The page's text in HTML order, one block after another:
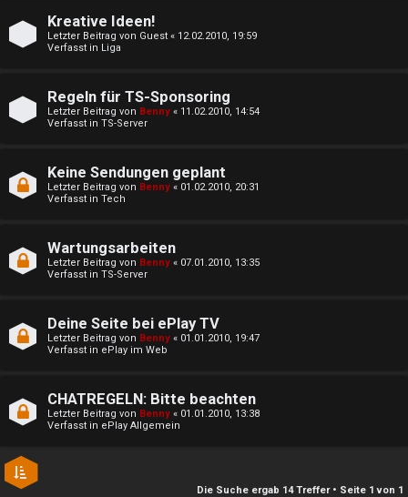
n
A
t
v
e
h
m
e
n
Kreative Ideen!
Letzter Beitrag von Guest « 12.02.2010, 19:59
Verfasst in Liga
Regeln für TS-Sponsoring
Letzter Beitrag von Benny « 11.02.2010, 14:54
Verfasst in TS-Server
Keine Sendungen geplant
Letzter Beitrag von Benny « 01.02.2010, 20:31
Verfasst in Tech
Wartungsarbeiten
Letzter Beitrag von Benny « 07.01.2010, 13:35
Verfasst in TS-Server
Deine Seite bei ePlay TV
Letzter Beitrag von Benny « 01.01.2010, 19:47
Verfasst in ePlay im Web
CHATREGELN: Bitte beachten
Letzter Beitrag von Benny « 01.01.2010, 13:38
Verfasst in ePlay Allgemein
Die Suche ergab 14 Treffer • Seite 1 von 1
i
n
↳
P
a
i
m
t
e